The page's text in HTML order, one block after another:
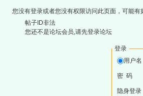
您没有登录或者您没有权限访问此页面，可能有
帖子ID非法
您还不是论坛会员,请先登录论坛
登录
用户名
密 码
隐身登录